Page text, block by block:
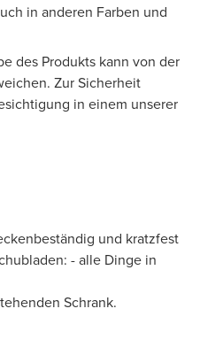
in anderen Farben und
des Produkts kann von der
Zur Sicherheit
in einem unserer
und kratzfest
- alle Dinge in
Schrank.